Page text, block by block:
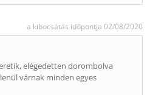
a kibocsátás időpontja 02/08/2020
elégedetten dorombolva
várnak minden egyes